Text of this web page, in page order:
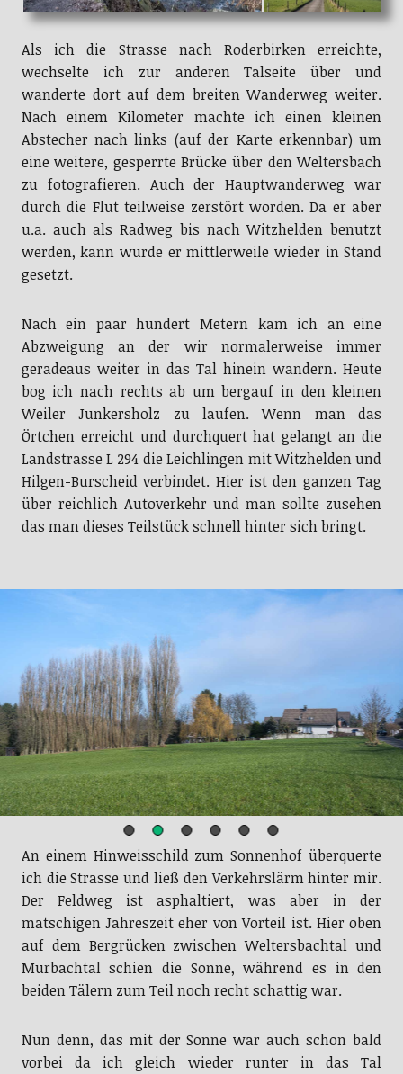
Als ich die Strasse nach Roderbirken erreichte,
wechselte ich zur anderen Talseite über und
wanderte dort auf dem breiten Wanderweg weiter.
Nach einem Kilometer machte ich einen kleinen
Abstecher nach links (auf der Karte erkennbar) um
eine weitere, gesperrte Brücke über den Weltersbach
zu fotografieren. Auch der Hauptwanderweg war
durch die Flut teilweise zerstört worden. Da er aber
u.a. auch als Radweg bis nach Witzhelden benutzt
werden, kann wurde er mittlerweile wieder in Stand
gesetzt.
Nach ein paar hundert Metern kam ich an eine
Abzweigung an der wir normalerweise immer
geradeaus weiter in das Tal hinein wandern. Heute
bog ich nach rechts ab um bergauf in den kleinen
Weiler Junkersholz zu laufen. Wenn man das
Örtchen erreicht und durchquert hat gelangt an die
Landstrasse L 294 die Leichlingen mit Witzhelden und
Hilgen-Burscheid verbindet. Hier ist den ganzen Tag
über reichlich Autoverkehr und man sollte zusehen
das man dieses Teilstück schnell hinter sich bringt.
An einem Hinweisschild zum Sonnenhof überquerte
ich die Strasse und ließ den Verkehrslärm hinter mir.
Der Feldweg ist asphaltiert, was aber in der
matschigen Jahreszeit eher von Vorteil ist. Hier oben
auf dem Bergrücken zwischen Weltersbachtal und
Murbachtal schien die Sonne, während es in den
beiden Tälern zum Teil noch recht schattig war.
Nun denn, das mit der Sonne war auch schon bald
vorbei da ich gleich wieder runter in das Tal